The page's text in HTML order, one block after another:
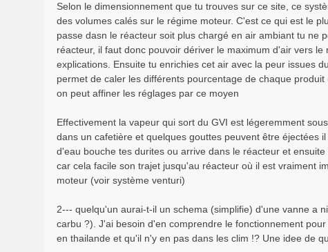
Selon le dimensionnement que tu trouves sur ce site, ce
des volumes calés sur le régime moteur. C'est ce qui est le
passe dasn le réacteur soit plus chargé en air ambiant tu ne
réacteur, il faut donc pouvoir dériver le maximum d'air vers
explications. Ensuite tu enrichies cet air avec la peur issues
permet de caler les différents pourcentage de chaque
on peut affiner les réglages par ce moyen
Effectivement la vapeur qui sort du GVI est légeremment
dans un cafetière et quelques gouttes peuvent être éjectées
d'eau bouche tes durites ou arrive dans le réacteur et
car cela facile son trajet jusqu'au réacteur où il est vraiment
moteur (voir système venturi)
2--- quelqu'un aurai-t-il un schema (simplifie) d'une vanne a
carbu ?). J'ai besoin d'en comprendre le fonctionnement
en thailande et qu'il n'y en pas dans les clim !? Une idee de